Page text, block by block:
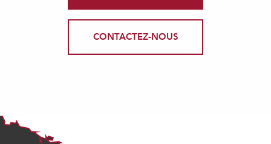
CONTACTEZ-NOUS